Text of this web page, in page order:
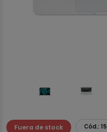
Fuera de stock Cód.: